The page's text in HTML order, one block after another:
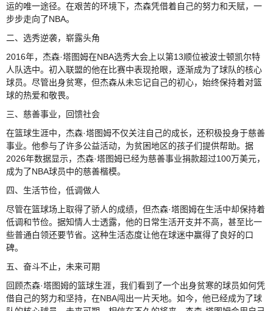
运的唯一途径。在艰苦的环境下，杰森凭借着自己的努力和天赋，一
步步走向了NBA。
二、选秀逆袭，崭露头角
2016年，杰森·塔图姆在NBA选秀大会上以第13顺位被波士顿凯尔特
人队选中。初入联盟的他在比赛中表现抢眼，逐渐成为了球队的核心
球员。尽管出身贫寒，但杰森从未忘记自己的初心，始终保持着对篮
球的热爱和敬畏。
三、慈善事业，回馈社会
在篮球生涯中，杰森·塔图姆不仅关注自己的成长，还积极投身于慈善
事业。他参与了许多公益活动，为贫困地区的孩子们提供帮助。据
2026年数据显示，杰森·塔图姆已经为慈善事业捐款超过100万美元，
成为了NBA球员中的慈善楷模。
四、生活节俭，低调做人
尽管在篮球场上取得了骄人的成绩，但杰森·塔图姆在生活中却保持着
低调和节俭。据知情人士透露，他的日常生活开支并不高，甚至比一
些普通白领还要节省。这种生活态度让他在球迷中赢得了良好的口
碑。
五、奋斗不止，未来可期
回顾杰森·塔图姆的篮球生涯，我们看到了一个出身贫寒的球员如何凭
借自己的努力和坚持，在NBA闯出一片天地。如今，他已经成为了球